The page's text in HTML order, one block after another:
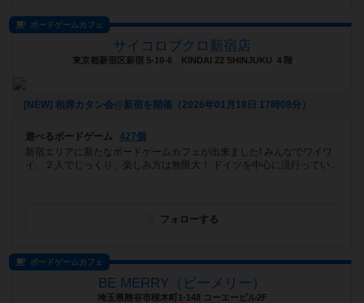
ボードゲームカフェ
サイコロブクロ新宿店
東京都新宿区新宿 5-10-6 KINDAI 22 SHINJUKU ４階
[NEW] 相席カタン会@新宿を開催（2026年01月18日 17時08分）
遊べるボードゲーム
427個
新宿エリアに新たなボードゲームカフェが出来ました! みんなでワイワ
イ、２人でじっくり、楽しみ方は無限大！ ドイツを中心に流行ってい...
フォローする
ボードゲームカフェ
BE MERRY（ビーメリー）
埼玉県熊谷市桜木町1-148 コーエービル2F